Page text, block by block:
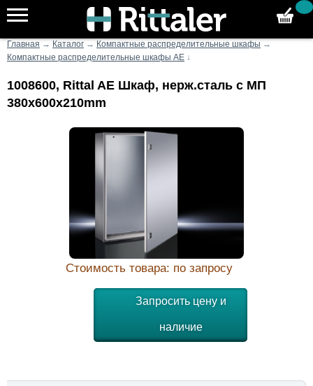
Главная → Каталог → Компактные распределительные шкафы →
Компактные распределительные шкафы AE ↓
1008600, Rittal AE Шкаф, нерж.сталь с МП
380x600x210mm
Стоимость товара: по запросу
Запросить цену и
наличие